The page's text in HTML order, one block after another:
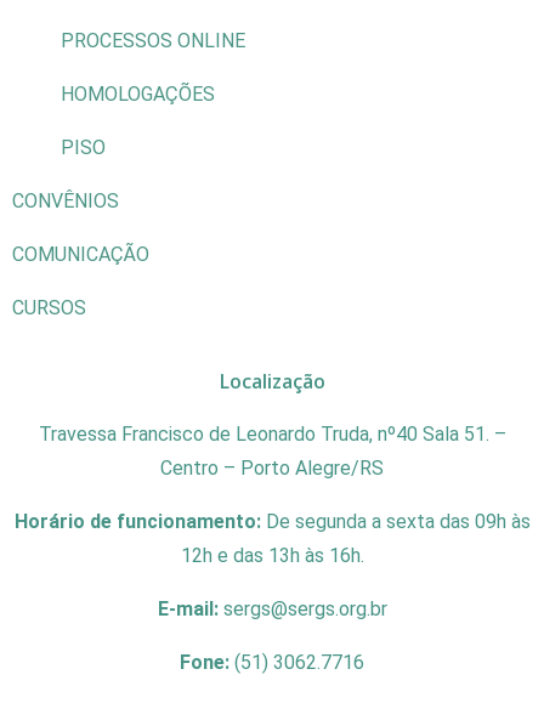
PROCESSOS ONLINE
HOMOLOGAÇÕES
PISO
CONVÊNIOS
COMUNICAÇÃO
CURSOS
Localização
Travessa Francisco de Leonardo Truda, nº40 Sala 51. –
Centro – Porto Alegre/RS
Horário de funcionamento: De segunda a sexta das 09h às
12h e das 13h às 16h.
E-mail: sergs@sergs.org.br
Fone: (51) 3062.7716